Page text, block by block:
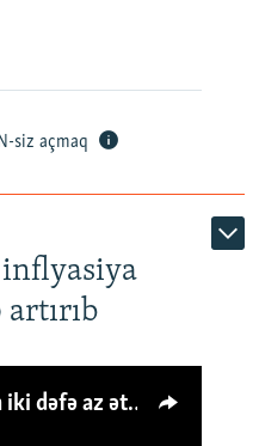
siz açmaq
Azərbaycanlı avropalıdan iki dəfə az ət yeyir, amma... 'Qiymət artımı qaçılmazdır'